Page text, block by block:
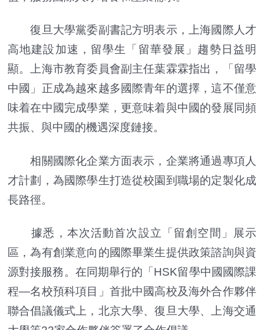
復旦大學黨委副書記方明表示，上海國際人才
高地建設加速，留學生「留華發展」趨勢日益明
顯。上海市教育委員會副主任葉霖霖指出，「留學
中國」正成為越來越多國際青年的選擇，這不僅意
味着在中國完成學業，更意味着與中國的發展同頻
共振、與中國的機遇深度鏈接。
相關國際化企業方面表示，企業將通過專項人
才計劃，為國際學生打造從校園到職場的定製化成
長路徑。
據悉，本次活動首次設立「留創空間」展示
區，為有創業意向的國際畢業生提供政策諮詢與資
源對接服務。在同期舉行的「HSK留學中國國際課
程—名校預科項目」首批中國高校及海外合作夥伴
聯合倡議儀式上，北京大學、復旦大學、上海交通